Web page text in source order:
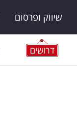
שיווק ופרסום
דרושים